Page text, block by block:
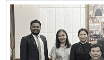
Technology ไต้หวัน ในโอกา
ความก้าวหน้าในการจัดตั้งฐ
Circulation Base (INTECT
จังหวัดเชียงใหม่ INTECT
กระทรวงศึกษาธิการไต้หวัน